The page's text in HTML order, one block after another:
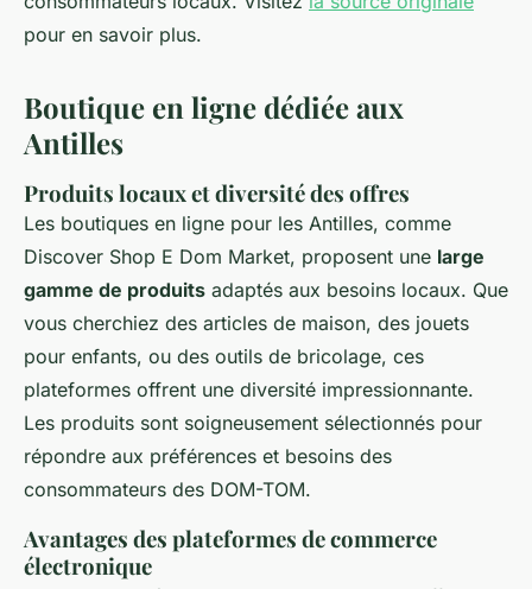
pour en savoir plus.
Boutique en ligne dédiée aux
Antilles
Produits locaux et diversité des offres
Les boutiques en ligne pour les Antilles, comme
Discover Shop E Dom Market, proposent une large
gamme de produits adaptés aux besoins locaux. Que
vous cherchiez des articles de maison, des jouets
pour enfants, ou des outils de bricolage, ces
plateformes offrent une diversité impressionnante.
Les produits sont soigneusement sélectionnés pour
répondre aux préférences et besoins des
consommateurs des DOM-TOM.
Avantages des plateformes de commerce
électronique